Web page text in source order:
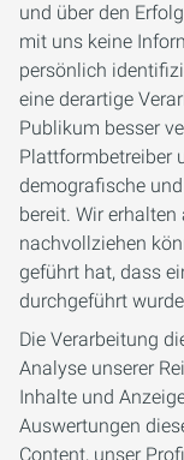
und über den
mit uns keine
persönlich
eine derartige
Publikum besser
Plattformbetreiber
demografische
bereit. Wir
nachvollziehen
geführt hat, dass
durchgeführt
Die Verarbeitung
Analyse unserer
Inhalte und
Auswertungen
Content, unser